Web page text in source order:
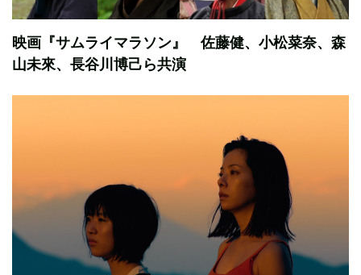
映画『サムライマラソン』 佐藤健、小松菜奈、森
山未來、長谷川博己ら共演